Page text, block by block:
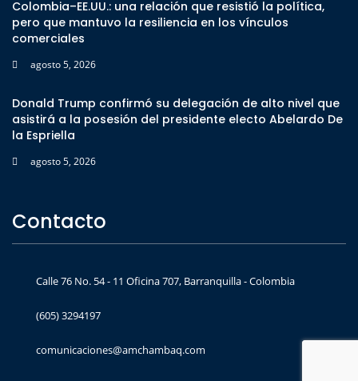
Colombia–EE.UU.: una relación que resistió la política,
pero que mantuvo la resiliencia en los vínculos
comerciales
agosto 5, 2026
Donald Trump confirmó su delegación de alto nivel que
asistirá a la posesión del presidente electo Abelardo De
la Espriella
agosto 5, 2026
Contacto
Calle 76 No. 54 - 11 Oficina 707, Barranquilla - Colombia
(605) 3294197
comunicaciones@amchambaq.com